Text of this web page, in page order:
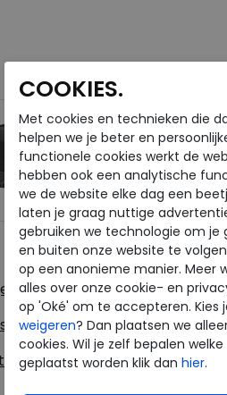
COOKIES.
Met cookies en technieken die
helpen we je beter en
functionele cookies werkt de
hebben ook een analytische
we de website elke dag een
laten je graag nuttige
gebruiken we technologie om je
en buiten onze website te
op een anonieme manier. Meer
alles over onze cookie- en
op 'Oké' om te accepteren. Kies
weigeren? Dan plaatsen we
cookies. Wil je zelf bepalen
geplaatst worden klik dan hier.